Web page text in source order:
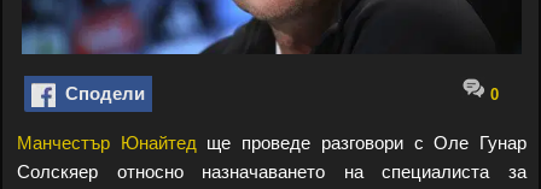
Сподели 0
Манчестър Юнайтед ще проведе разговори с Оле Гунар
Солскяер относно назначаването на специалиста за